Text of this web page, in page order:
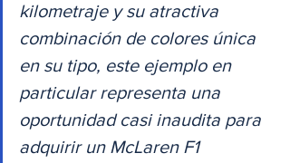
kilometraje y su atractiva
combinación de colores única
en su tipo, este ejemplo en
particular representa una
oportunidad casi inaudita para
adquirir un McLaren F1